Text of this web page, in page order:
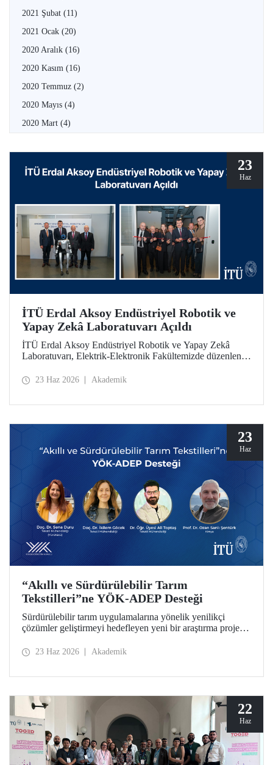
2021 Şubat (11)
2021 Ocak (20)
2020 Aralık (16)
2020 Kasım (16)
2020 Temmuz (2)
2020 Mayıs (4)
2020 Mart (4)
23
Haz
İTÜ Erdal Aksoy Endüstriyel Robotik ve
Yapay Zekâ Laboratuvarı Açıldı
İTÜ Erdal Aksoy Endüstriyel Robotik ve Yapay Zekâ
Laboratuvarı, Elektrik-Elektronik Fakültemizde düzenlenen
23 Haz 2026 Akademik
23
Haz
“Akıllı ve Sürdürülebilir Tarım
Tekstilleri”ne YÖK-ADEP Desteği
Sürdürülebilir tarım uygulamalarına yönelik yenilikçi
çözümler geliştirmeyi hedefleyen yeni bir araştırma projesi,
değerli ürünlere dönüştürülmesini amaçlayan çalışma;
23 Haz 2026 Akademik
22
Haz